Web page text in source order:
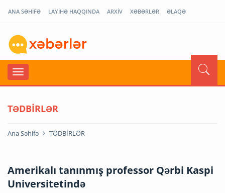
ANA SƏHİFƏ LAYİHƏ HAQQINDA ARXİV XƏBƏRLƏR ƏLAQƏ
TƏDBİRLƏR
Ana Səhifə TƏDBİRLƏR
Amerikalı tanınmış professor Qərbi Kaspi
Universitetində